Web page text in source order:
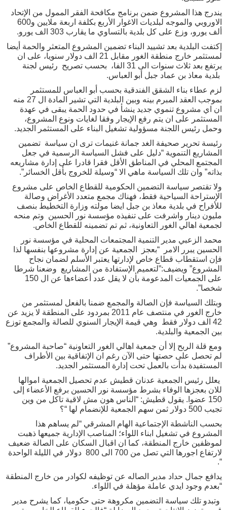
يندرج هذا المشروع ضمن برنامج مكافحة الفقر الممول من الإتحاد
الاوروبي والموجه لبلديات الاغوار الأربع بكلفة اربعة ملايين و600
ألف يورو، وزع على كل بلدية بالتساوي ما يقارب 303 الف يورو.
إكتفت البلدية بعد تشييد البناء تضمين المشروع المتعثر والحمة أيضا
لمستثمر خارج منطقة الغور مقابل 21 الف دولار سنويا، على ان
يرتفع بعد ثلاث سنوات الى 31 الفا، بحسب تصريح رئيس لجنة
بلدية معاذ بن عماد جبل أبو العباس.
لزم عطاء بناء الشقق الفندقية بحسب أبو العباس للمستثمر
بموجب العقد المبرم بينه وبين البلدية التي تشير المادة ال 27 منه
ان اي مشروع تنموي جديد ينشأ في حدود الحمة يبقى في عهدة
المستثمر على ان يتم رفع الإيجار وفقا لغايات ونوع المشروع،
وحمل رئيس اللجنة مسؤولية تشغيل البناء على المستثمر الجديد.
رئيسة تحرير صحيفة الغد جمانة غنيمات ترى ان سياسة تضمين
المشاريع التنموية “دليل على فشل السياسة الرسمية في جعل
المجتمع المحلي في المناطق الأقل فقرا قادرا على إدارة مشاريعه
بذاته” وان تلك السياسة ماهي الا “وسيلة للخروج بأقل الخسائر”.
ولا تقتصر سياسة التضمين الحكومية للقطاع الخاص على مشروع
الإستراحة السياحية فقط، فهناك مجمع متعدد الأغراض وصالة
للأفراح في بلدية معاذ بن جبل ايضا مولته وزارة التخطيط بنصف
مليون دينار واشرفت على تنفيذه مؤسسة نور الحسين وتم منحه
لجمعية اهالي الغور التعاونية، ثم تم تضمينه للقطاع الخاص.
محمد الزعبي مدير التنمية المجتمعات المحلية في مؤسسة نور
الحسين يبرر الامر “بعجز الجمعية عن إدارة مشروعها بنفسها لذا
فإن استقطاب قطاع خاص لإدارتها يعتبر الأسلم لضمان نجاح
المشروع” ويضيف:”لتعميم الإستفادة من المشاريع وضعنا شرطا
على الجمعيات المدعومة بأن لا يقل عدد أعضاءها عن ال 150
شخصا”.
وبتلك السياسة فإن الصالة والمجمع ضمنا بالفعل لمستثمر من
خارج الغور في منتصف عام 2011 بمردود على المنطقة لا يزيد عن
42 الف دولار فقط وهي قيمة الإيجار السنوي للصالة والمجمع توزع
بين الجمعية والبلدية.
ومع قلة الربح إلا أن جمعية اهالي الغور التعاونية “صاحبة المشروع”
لم تحصل على حصتها حتى الآن رغم ان الإتفاقية بين الأطراف
المستفيدة بدأت بالعمل تحت إدارة المستثمر الجديد.
يعلل رئيس الجمعية عدنان قطيش عدم تحصيل الجمعية اموالها
للان بعجزها الوفاء بشرط مؤسسة نور الحسين برفع الأعضاء إلى
150 عضوا. يقول قطيش: “الناس هون مش لاقية تاكل من وين
تجيب 500 دولار ثمن سهم الجمعية للإنضمام لها “؟
بحسب الناشطة الإجتماعية الهام المشرقي “لم يساهم هذا
المشروع في تشغيل ابناء اللواء؛ المناصب الإدارية جميعها ذهبت
لموظفين خارج المنطقة، كما ان اقبال السكان على الصالة ضعيف
لارتفاع اجورها التي تصل من 700 الى 800 دولار في الليلة الواحدة
“.
يدافع جمال حداد مدير الصاله عن توظيفه لكوادر من خارج المنطقة
“بعدم وجود ايدي عاملة مؤهلة في اللواء.
وتبدو تلك سياسة التضمين مكروهة حتى حكوميا، كما يشرح مدير